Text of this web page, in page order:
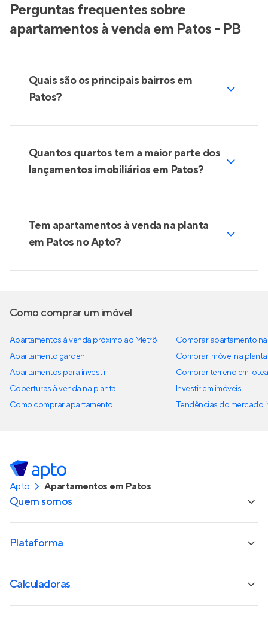
Perguntas frequentes sobre
apartamentos à venda em Patos - PB
Quais são os principais bairros em
Patos?
Quantos quartos tem a maior parte dos
lançamentos imobiliários em Patos?
Tem apartamentos à venda na planta
em Patos no Apto?
Como comprar um imóvel
Apartamentos à venda próximo ao Metrô
Apartamento garden
Apartamentos para investir
Coberturas à venda na planta
Como comprar apartamento
Comprar apartamento
Comprar imóvel na planta
Comprar terreno em
Investir em imóveis
Tendências do mercado
Apto Apartamentos em Patos
Quem somos
Plataforma
Calculadoras